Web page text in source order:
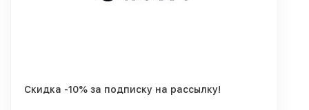
Скидка -10% за подписку на рассылку!